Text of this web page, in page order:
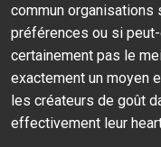
commun organisations
préférences ou si
certainement pas le
exactement un moyen
les créateurs de goût
effectivement leur